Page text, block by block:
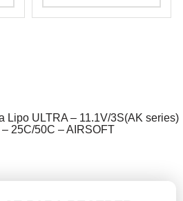
Lipo ULTRA – 11.1V/3S(AK series)
25C/50C – AIRSOFT